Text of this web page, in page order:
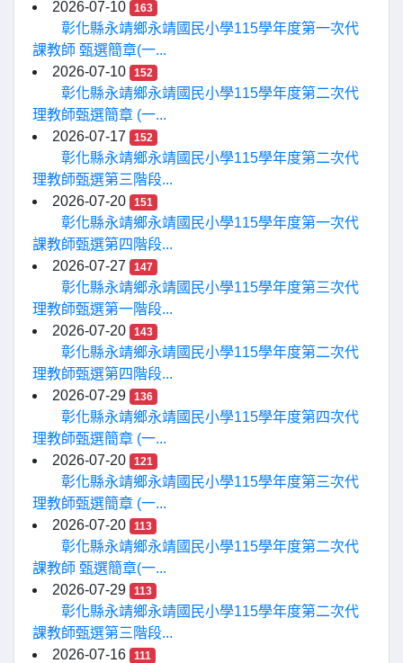
2026-07-10 163
彰化縣永靖鄉永靖國民小學115學年度第一次代
課教師 甄選簡章(一...
2026-07-10
152
彰化縣永靖鄉永靖國民小學115學年度第二次代
理教師甄選簡章 (一...
2026-07-17
152
彰化縣永靖鄉永靖國民小學115學年度第二次代
理教師甄選第三階段...
2026-07-20
151
彰化縣永靖鄉永靖國民小學115學年度第一次代
課教師甄選第四階段...
2026-07-27
147
彰化縣永靖鄉永靖國民小學115學年度第三次代
理教師甄選第一階段...
2026-07-20
143
彰化縣永靖鄉永靖國民小學115學年度第二次代
理教師甄選第四階段...
2026-07-29
136
彰化縣永靖鄉永靖國民小學115學年度第四次代
理教師甄選簡章 (一...
2026-07-20
121
彰化縣永靖鄉永靖國民小學115學年度第三次代
理教師甄選簡章 (一...
2026-07-20
113
彰化縣永靖鄉永靖國民小學115學年度第二次代
課教師 甄選簡章(一...
2026-07-29
113
彰化縣永靖鄉永靖國民小學115學年度第二次代
課教師甄選第三階段...
2026-07-16
111